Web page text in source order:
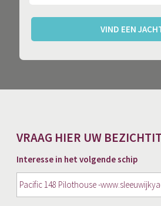
VIND EEN
VRAAG HIER UW
Interesse in het volgende schip